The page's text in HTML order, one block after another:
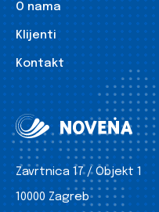
O nama
Klijenti
Kontakt
Zavrtnica 17 / Objekt 1
10000 Zagreb